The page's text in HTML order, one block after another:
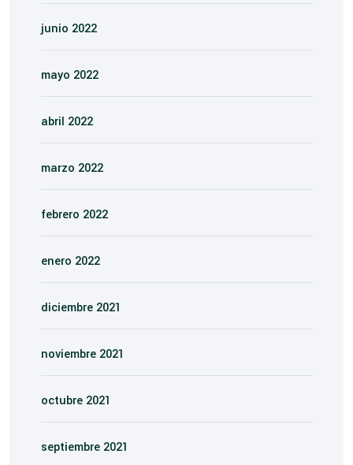
junio 2022
mayo 2022
abril 2022
marzo 2022
febrero 2022
enero 2022
diciembre 2021
noviembre 2021
octubre 2021
septiembre 2021